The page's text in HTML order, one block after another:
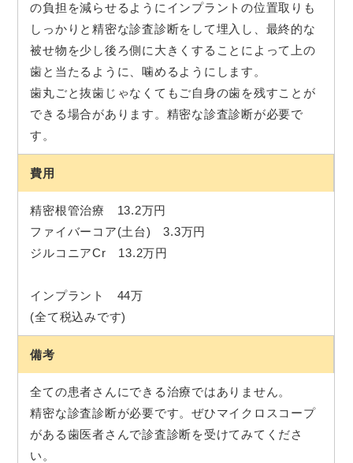
の負担を減らせるようにインプラントの位置取りも
しっかりと精密な診査診断をして埋入し、最終的な
被せ物を少し後ろ側に大きくすることによって上の
歯と当たるように、噛めるようにします。
歯丸ごと抜歯じゃなくてもご自身の歯を残すことが
できる場合があります。精密な診査診断が必要で
す。
費用
精密根管治療 13.2万円
ファイバーコア(土台) 3.3万円
ジルコニアCr 13.2万円
インプラント 44万
(全て税込みです)
備考
全ての患者さんにできる治療ではありません。
精密な診査診断が必要です。ぜひマイクロスコープ
がある歯医者さんで診査診断を受けてみてくださ
い。